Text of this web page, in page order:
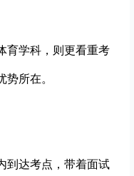
育学科，则更看重考
所在。
到达考点，带着面试